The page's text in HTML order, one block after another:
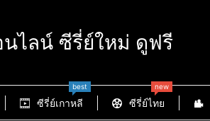
ไลน์ ซีรี่ย์ใหม่ ดูฟรี
ซีรี่ย์เกาหลี
best
ซีรี่ย์ไทย
new